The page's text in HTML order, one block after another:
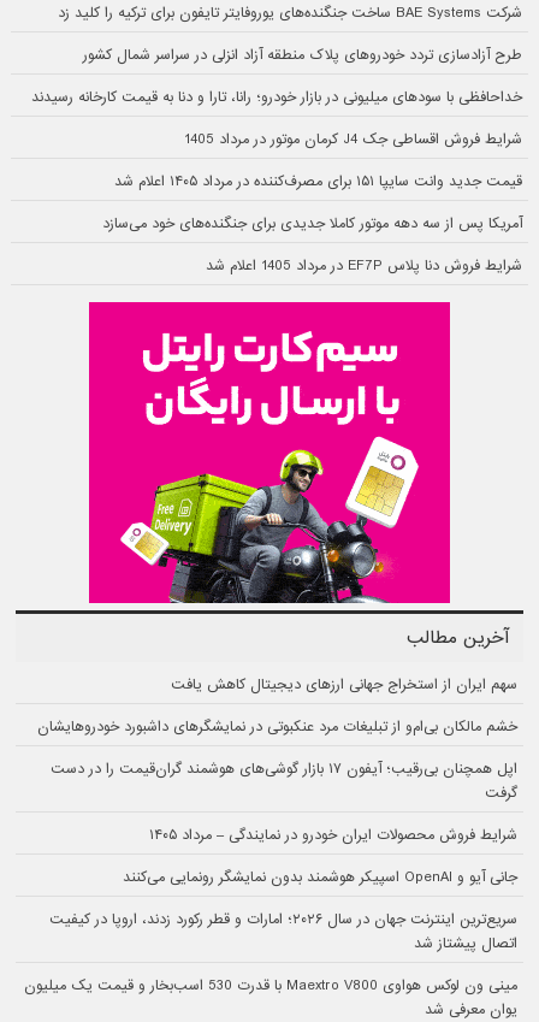
شرکت BAE Systems ساخت جنگنده‌های یوروفایتر تایفون برای ترکیه را کلید زد
طرح آزادسازی تردد خودروهای پلاک منطقه آزاد انزلی در سراسر شمال کشور
خداحافظی با سودهای میلیونی در بازار خودرو؛ رانا، تارا و دنا به قیمت کارخانه رسیدند
شرایط فروش اقساطی جک J4 کرمان موتور در مرداد 1405
قیمت جدید وانت سایپا ۱۵۱ برای مصرف‌کننده در مرداد ۱۴۰۵ اعلام شد
آمریکا پس از سه دهه موتور کاملا جدیدی برای جنگنده‌های خود می‌سازد
شرایط فروش دنا پلاس EF7P در مرداد 1405 اعلام شد
آخرین مطالب
سهم ایران از استخراج جهانی ارزهای دیجیتال کاهش یافت
خشم مالکان بی‌ام‌و از تبلیغات مرد عنکبوتی در نمایشگرهای داشبورد خودروهایشان
اپل همچنان بی‌رقیب؛ آیفون ۱۷ بازار گوشی‌های هوشمند گران‌قیمت را در دست
گرفت
شرایط فروش محصولات ایران خودرو در نمایندگی – مرداد ۱۴۰۵
جانی آیو و OpenAI اسپیکر هوشمند بدون نمایشگر رونمایی می‌کنند
سریع‌ترین اینترنت جهان در سال ۲۰۲۶؛ امارات و قطر رکورد زدند، اروپا در کیفیت
اتصال پیشتاز شد
مینی ون لوکس هواوی Maextro V800 با قدرت 530 اسب‌بخار و قیمت یک میلیون
یوان معرفی شد